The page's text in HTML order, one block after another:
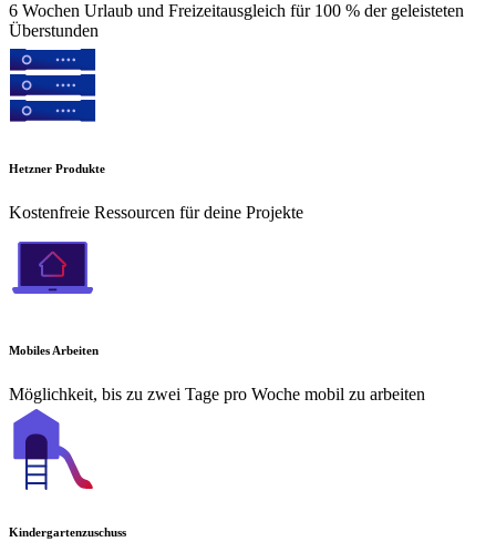
6 Wochen Urlaub und Freizeitausgleich für 100 % der geleisteten
Überstunden
Hetzner Produkte
Kostenfreie Ressourcen für deine Projekte
Mobiles Arbeiten
Möglichkeit, bis zu zwei Tage pro Woche mobil zu arbeiten
Kindergartenzuschuss